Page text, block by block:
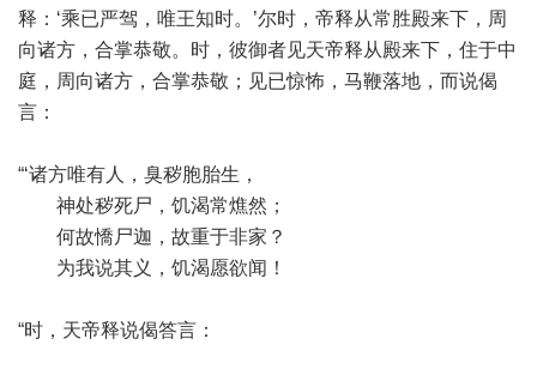
释：‘乘已严驾，唯王知时。’尔时，帝释从常胜殿来下，周
向诸方，合掌恭敬。时，彼御者见天帝释从殿来下，住于中
庭，周向诸方，合掌恭敬；见已惊怖，马鞭落地，而说偈
言：
“‘诸方唯有人，臭秽胞胎生，
神处秽死尸，饥渴常燋然；
何故憍尸迦，故重于非家？
为我说其义，饥渴愿欲闻！
“时，天帝释说偈答言：